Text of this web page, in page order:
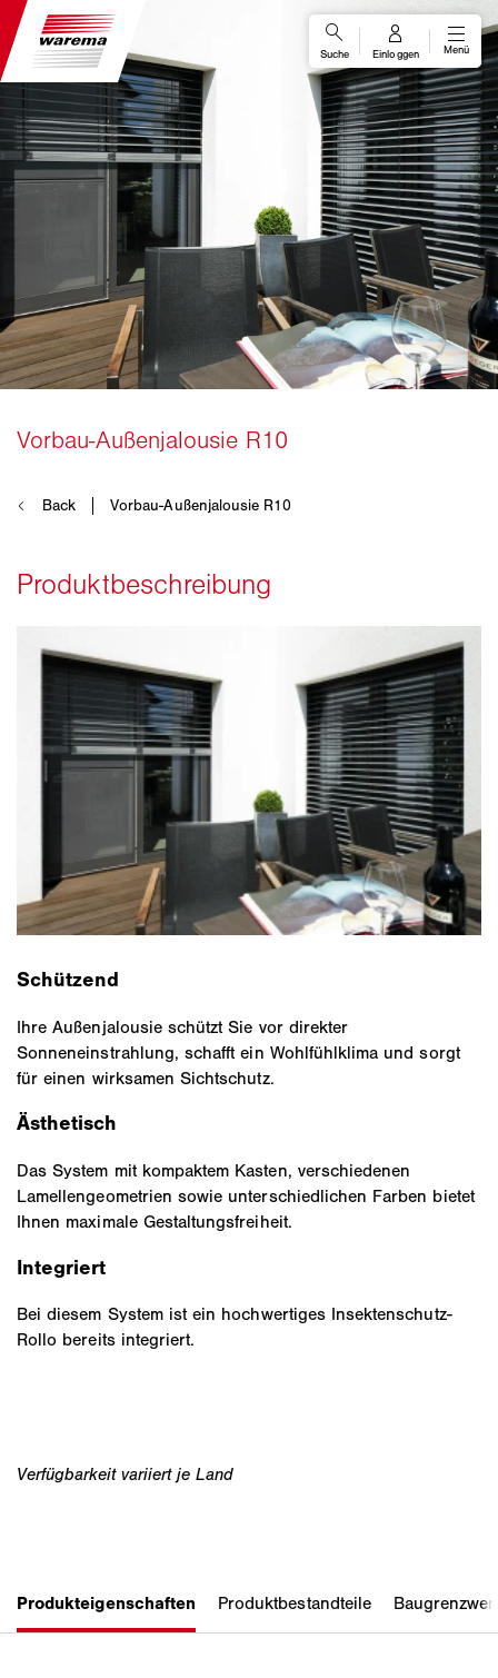
Schützend
Ihre Außenjalousie schützt Sie vor direkter
Sonneneinstrahlung, schafft ein Wohlfühlklima und sorgt
für einen wirksamen Sichtschutz.
Ästhetisch
Das System mit kompaktem Kasten, verschiedenen
Lamellengeometrien sowie unterschiedlichen Farben bietet
Ihnen maximale Gestaltungsfreiheit.
Integriert
Bei diesem System ist ein hochwertiges Insektenschutz-
Rollo bereits integriert.